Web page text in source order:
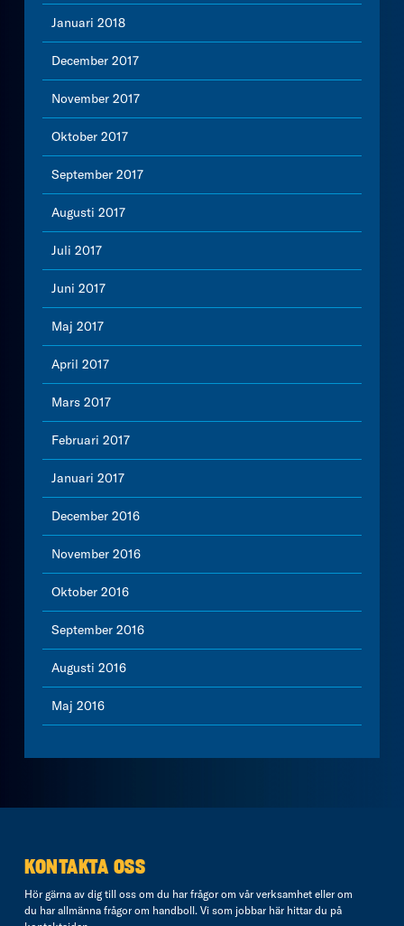
Januari 2018
December 2017
November 2017
Oktober 2017
September 2017
Augusti 2017
Juli 2017
Juni 2017
Maj 2017
April 2017
Mars 2017
Februari 2017
Januari 2017
December 2016
November 2016
Oktober 2016
September 2016
Augusti 2016
Maj 2016
KONTAKTA OSS
Hör gärna av dig till oss om du har frågor om vår verksamhet eller om
du har allmänna frågor om handboll. Vi som jobbar här hittar du på